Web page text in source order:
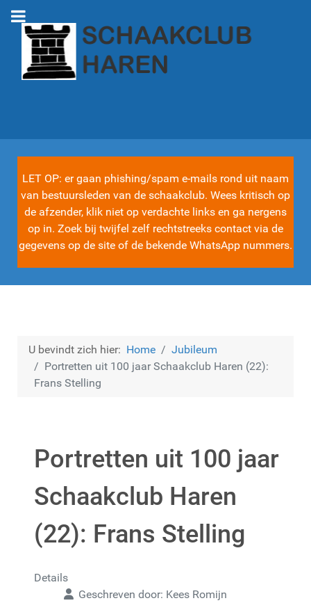
LET OP: er gaan phishing/spam e-mails rond uit naam
van bestuursleden van de schaakclub. Wees kritisch op
de afzender, klik niet op verdachte links en ga nergens
op in. Zoek bij twijfel zelf rechtstreeks contact via de
gegevens op de site of de bekende WhatsApp nummers.
U bevindt zich hier: Home
Jubileum
Portretten uit 100 jaar Schaakclub Haren (22):
Frans Stelling
Portretten uit 100 jaar
Schaakclub Haren
(22): Frans Stelling
Details
Geschreven door: Kees Romijn